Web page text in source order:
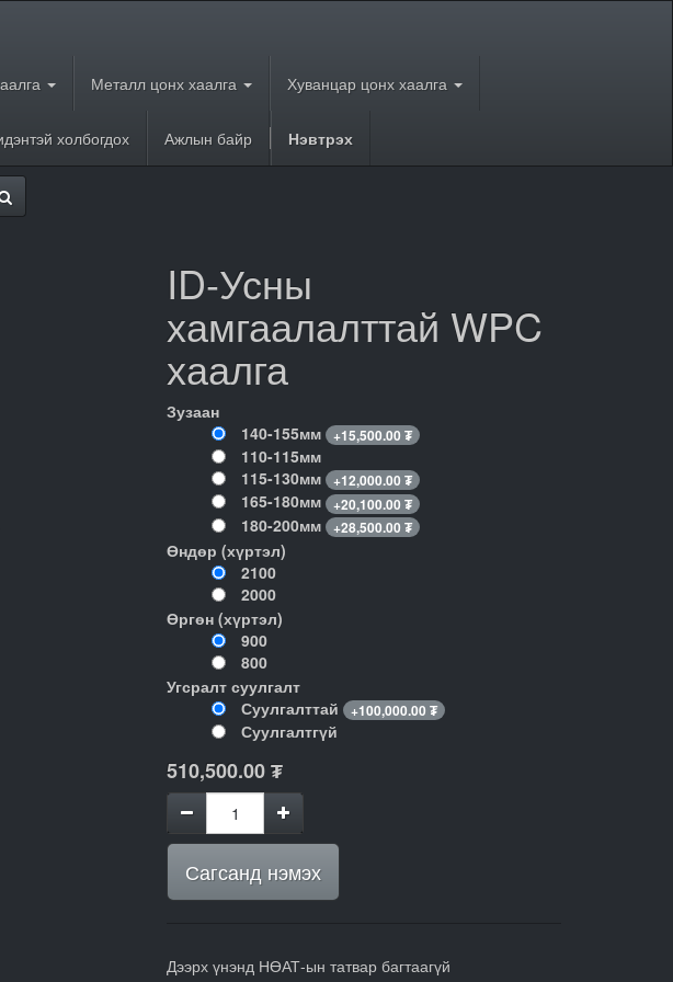
Металл цонх хаалга Хуванцар цонх хаалга
холбогдох Ажлын байр Нэвтрэх
ID-Усны
хамгаалалттай WPC
хаалга
Зузаан
140-155мм
+15,500.00 ₮
110-115мм
115-130мм
+12,000.00 ₮
165-180мм +20,100.00 ₮
180-200мм +28,500.00 ₮
Өндөр (хүртэл)
2100
2000
Өргөн (хүртэл)
900
800
Угсралт суулгалт
Суулгалттай
+100,000.00 ₮
Суулгалтгүй
510,500.00₮
Сагсанд нэмэх
Дээрх үнэнд НӨАТ-ын татвар багтаагүй